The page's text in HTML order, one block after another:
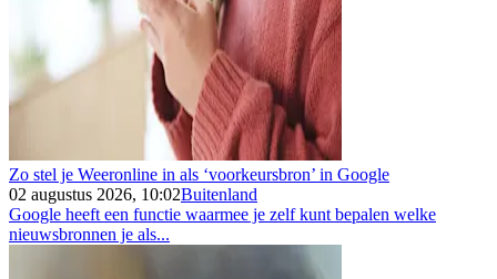
Zo stel je Weeronline in als ‘voorkeursbron’ in Google
02 augustus 2026, 10:02Buitenland
Google heeft een functie waarmee je zelf kunt bepalen welke
nieuwsbronnen je als...